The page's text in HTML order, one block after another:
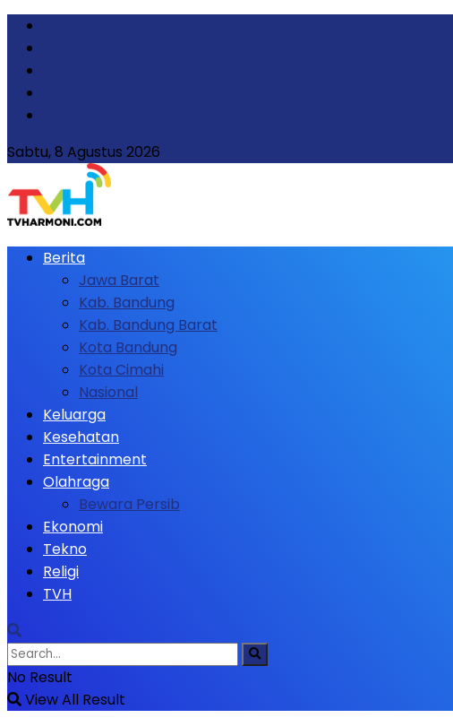
Sabtu, 8 Agustus 2026
Berita
Jawa Barat
Kab. Bandung
Kab. Bandung Barat
Kota Bandung
Kota Cimahi
Nasional
Keluarga
Kesehatan
Entertainment
Olahraga
Bewara Persib
Ekonomi
Tekno
Religi
TVH
No Result
View All Result